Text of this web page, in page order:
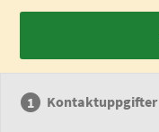
Kontaktuppgifter